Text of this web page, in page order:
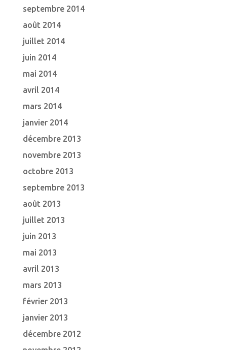
septembre 2014
août 2014
juillet 2014
juin 2014
mai 2014
avril 2014
mars 2014
janvier 2014
décembre 2013
novembre 2013
octobre 2013
septembre 2013
août 2013
juillet 2013
juin 2013
mai 2013
avril 2013
mars 2013
février 2013
janvier 2013
décembre 2012